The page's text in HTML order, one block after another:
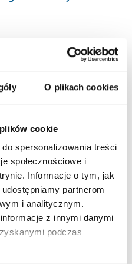
O plikach cookies
cookie
spersonalizowania treści
społecznościowe i
Informacje o tym, jak
partnerom
i analitycznym.
z innymi danymi
podczas
1786283692